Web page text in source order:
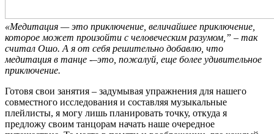
«Медитация — это приключение, величайшее приключение,
которое может произойти с человеческим разумом,” – так
считал Ошо. А я от себя решительно добавлю, что
медитация в танце -–это, пожалуй, еще более удивительное
приключение.
Готовя свои занятия – задумывая упражнения для нашего
совместного исследования и составляя музыкальные
плейлисты, я могу лишь планировать точку, откуда я
предложу своим танцорам начать наше очередное